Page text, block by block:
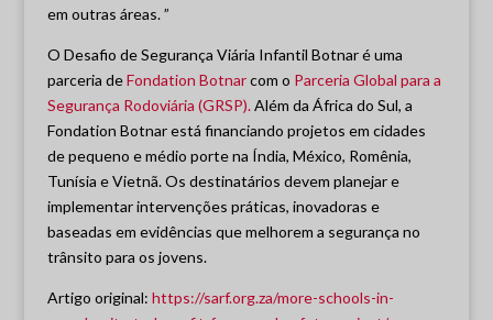
em outras áreas. ”
O Desafio de Segurança Viária Infantil Botnar é uma
parceria deFondation Botnarcom o Parceria Global para a
Segurança Rodoviária (GRSP).Além da África do Sul, a
Fondation Botnar está financiando projetos em cidades
de pequeno e médio porte na Índia, México, Romênia,
Tunísia e Vietnã. Os destinatários devem planejar e
implementar intervenções práticas, inovadoras e
baseadas em evidências que melhorem a segurança no
trânsito para os jovens.
Artigo original: https://sarf.org.za/more-schools-in-